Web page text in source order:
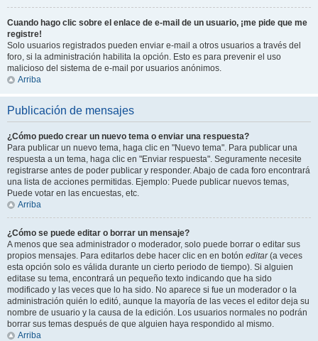
Cuando hago clic sobre el enlace de e-mail de un usuario, ¡me pide que me
registre!
Solo usuarios registrados pueden enviar e-mail a otros usuarios a través del
foro, si la administración habilita la opción. Esto es para prevenir el uso
malicioso del sistema de e-mail por usuarios anónimos.
Arriba
Publicación de mensajes
¿Cómo puedo crear un nuevo tema o enviar una respuesta?
Para publicar un nuevo tema, haga clic en "Nuevo tema". Para publicar una
respuesta a un tema, haga clic en "Enviar respuesta". Seguramente necesite
registrarse antes de poder publicar y responder. Abajo de cada foro encontrará
una lista de acciones permitidas. Ejemplo: Puede publicar nuevos temas,
Puede votar en las encuestas, etc.
Arriba
¿Cómo se puede editar o borrar un mensaje?
A menos que sea administrador o moderador, solo puede borrar o editar sus
propios mensajes. Para editarlos debe hacer clic en en botón editar(a veces
esta opción solo es válida durante un cierto periodo de tiempo). Si alguien
editase su tema, encontrará un pequeño texto indicando que ha sido
modificado y las veces que lo ha sido. No aparece si fue un moderador o la
administración quién lo editó, aunque la mayoría de las veces el editor deja su
nombre de usuario y la causa de la edición. Los usuarios normales no podrán
borrar sus temas después de que alguien haya respondido al mismo.
Arriba